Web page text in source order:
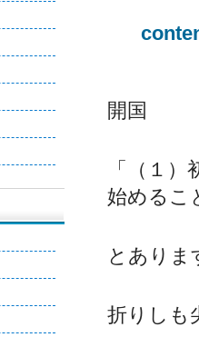
開国
「（１
始めるこ
とありま
折りしも